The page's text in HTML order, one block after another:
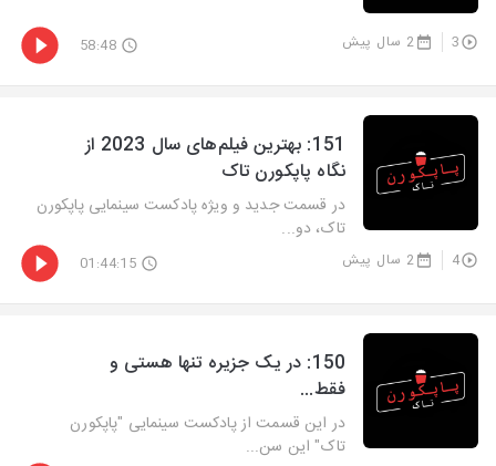
3 2 سال پیش 58:48
‫151: بهترین فیلم‌های سال 2023 از
نگاه پاپکورن تاک
در قسمت جدید و ویژه پادکست سینمایی پاپکورن
تاک، دو...
4 2 سال پیش 01:44:15
‫150: در یک جزیره تنها هستی و
فقط...
در این قسمت از پادکست سینمایی "پاپکورن
تاک" این سن...